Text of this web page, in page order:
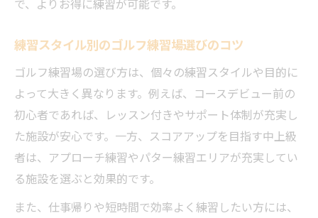
練習料金を無駄にしない効果的なメニュー
例
練習料金から見る打ちっ放し活用術
ゴルフ練習場の打ちっ放し料金体系を徹底
解説
一球あたりの料金で見る賢い利用方法
練習料金を抑えるための打ちっ放し活用ポ
イント
で、よりお得に練習が可能です。
練習スタイル別のゴルフ練習場選びのコツ
ゴルフ練習場の選び方は、個々の練習スタイルや目的に
よって大きく異なります。例えば、コースデビュー前の
初心者であれば、レッスン付きやサポート体制が充実し
た施設が安心です。一方、スコアアップを目指す中上級
者は、アプローチ練習やパター練習エリアが充実してい
る施設を選ぶと効果的です。
また、仕事帰りや短時間で効率よく練習したい方には、